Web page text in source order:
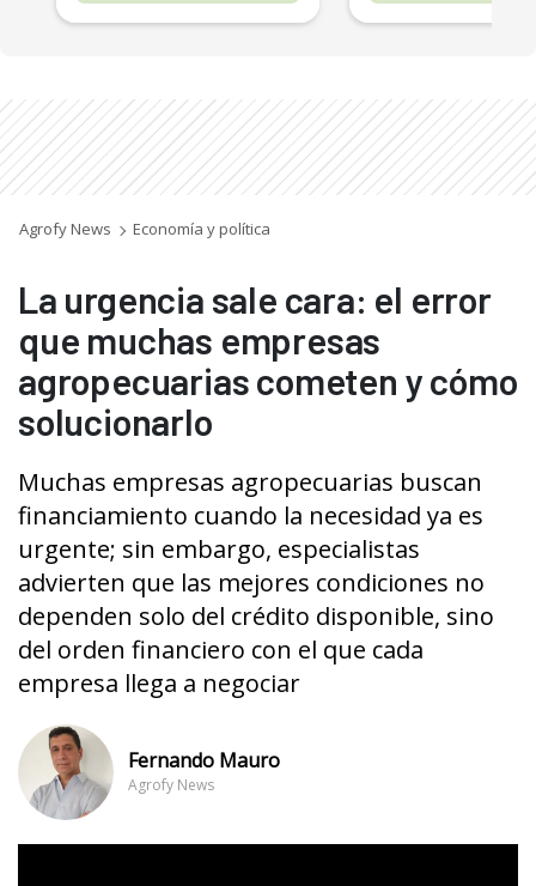
Agrofy News Economía y política
La urgencia sale cara: el error
que muchas empresas
agropecuarias cometen y cómo
solucionarlo
Muchas empresas agropecuarias buscan
financiamiento cuando la necesidad ya es
urgente; sin embargo, especialistas
advierten que las mejores condiciones no
dependen solo del crédito disponible, sino
del orden financiero con el que cada
empresa llega a negociar
Fernando Mauro
Agrofy News